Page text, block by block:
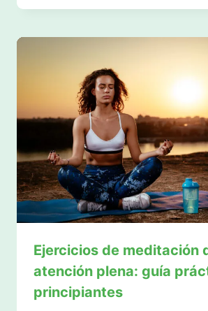
Ejercicios de meditación
atención plena: guía
principiantes